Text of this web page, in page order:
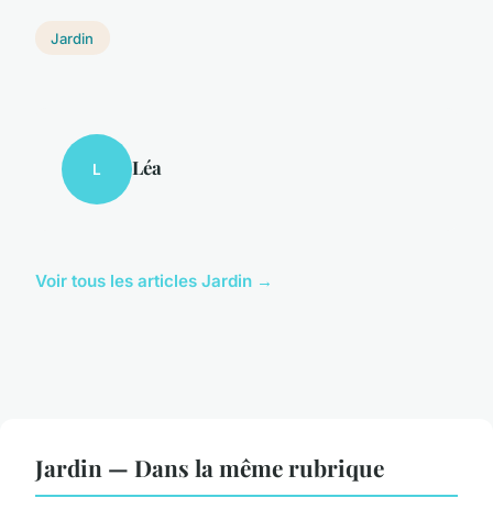
Jardin
L Léa
Voir tous les articles Jardin →
Jardin — Dans la même rubrique